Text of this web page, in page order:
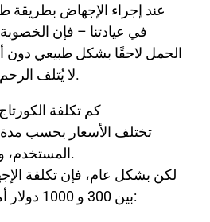
عند إجراء الإجهاض بطريقة
في عيادتنا – فإن
الحمل لاحقًا بشكل طبيعي دون
لا يُتلف الرحم أو يؤثر على المبايض.
كم تكلفة
تختلف الأسعار بحسب مدة
المستخدم، والفحوصات المطلوبة.
لكن بشكل عام، فإن تكلفة
بين 300 و 1000 دولار أمريكي. السعر يشمل: